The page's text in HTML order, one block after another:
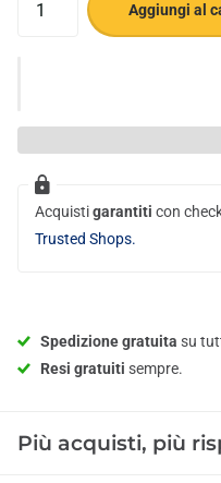
Aggiungi al
Acquistigarantiti con
Trusted Shops.
Spedizione gratuita su
Resi gratuiti sempre.
Più acquisti, più